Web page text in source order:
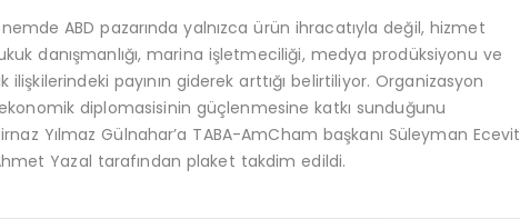
ABD pazarında yalnızca ürün ihracatıyla değil, hizmet
danışmanlığı, marina işletmeciliği, medya prodüksiyonu ve
payının giderek arttığı belirtiliyor. Organizasyon
diplomasisinin güçlenmesine katkı sunduğunu
Yılmaz Gülnahar’a TABA-AmCham başkanı Süleyman Ecevit
Yazal tarafından plaket takdim edildi.